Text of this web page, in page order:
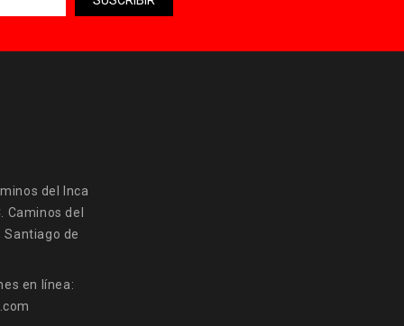
del Inca
Caminos del
Santiago de
en línea: